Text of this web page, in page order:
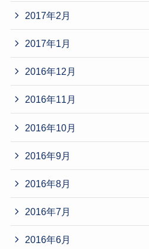
2017年2月
2017年1月
2016年12月
2016年11月
2016年10月
2016年9月
2016年8月
2016年7月
2016年6月